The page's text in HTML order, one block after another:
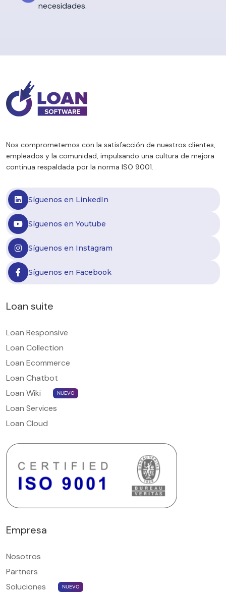
necesidades.
Nos comprometemos con la satisfacción de nuestros clientes,
empleados y la comunidad, impulsando una cultura de mejora
continua respaldada por la norma ISO 9001.
Síguenos en LinkedIn
Síguenos en Youtube
Síguenos en Instagram
Síguenos en Facebook
Loan suite
Loan Responsive
Loan Collection
Loan Ecommerce
Loan Chatbot
Loan Wiki
NUEVO
Loan Services
Loan Cloud
Empresa
Nosotros
Partners
Soluciones
NUEVO